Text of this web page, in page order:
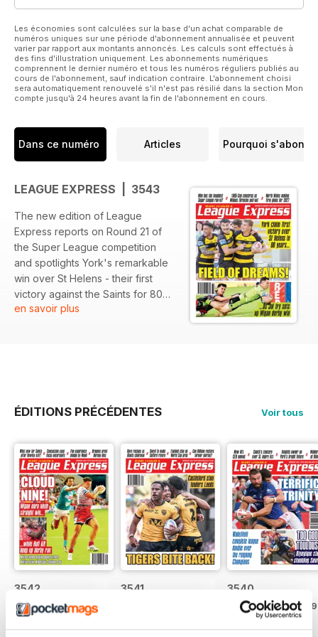
Les économies sont calculées sur la base d'un achat comparable de
numéros uniques sur une période d'abonnement annualisée et peuvent
varier par rapport aux montants annoncés. Les calculs sont effectués à
des fins d'illustration uniquement. Les abonnements numériques
comprennent le dernier numéro et tous les numéros réguliers publiés au
cours de l'abonnement, sauf indication contraire. L'abonnement choisi
sera automatiquement renouvelé s'il n'est pas résilié dans la section Mon
compte jusqu'à 24 heures avant la fin de l'abonnement en cours.
Dans ce numéro Articles Pourquoi
LEAGUE EXPRESS | 3543
The new edition of League
Express reports on Round 21 of
the Super League competition
and spotlights York's remarkable
win over St Helens - their first
victory against the Saints for 80
years.
features and full coverage of
every aspect of Rugby League.
en savoir plus
ÉDITIONS PRÉCÉDENTES Voir tous
3542
Acheter pour€3,49
3541 3540
Acheter pour€3,49